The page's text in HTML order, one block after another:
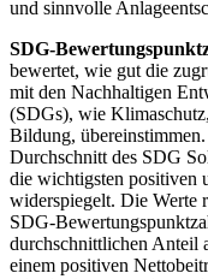
und sinnvolle
SDG-
bewertet, wie gut die
mit den Nachhaltigen
(SDGs), wie
Bildung,
Durchschnitt des SDG
die wichtigsten positiven
widerspiegelt. Die Werte
SDG-
durchschnittlichen Anteil
einem positiven